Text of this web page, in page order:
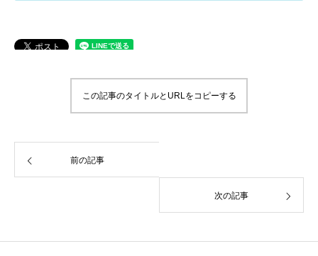
この記事のタイトルとURLをコピーする
前の記事
次の記事